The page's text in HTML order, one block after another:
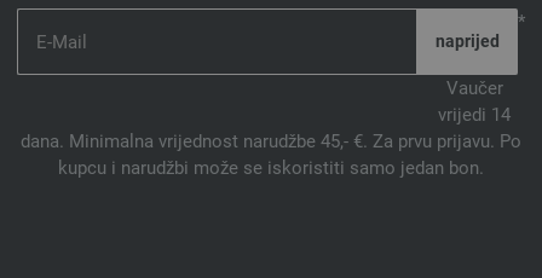
47-crvena ljubičasta | EAN: 4033493404495
48-lipa | EAN: 4033493404501
51-srebrna siva | EAN: 4033493404532
*
Vaučer
vrijedi 14
dana. Minimalna vrijednost narudžbe 45,- €. Za prvu prijavu. Po
kupcu i narudžbi može se iskoristiti samo jedan bon.